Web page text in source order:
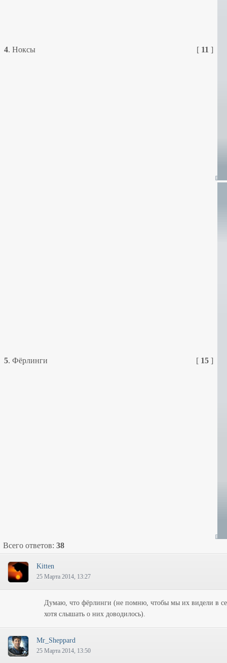
4. Ноксы [ 11 ]
5. Фёрлинги [ 15 ]
Всего ответов: 38
Kitten
25 Марта 2014, 13:27
Думаю, что фёрлинги (не помню, чтобы мы их видели в
хотя слышать о них доводилось).
Mr_Sheppard
25 Марта 2014, 13:50